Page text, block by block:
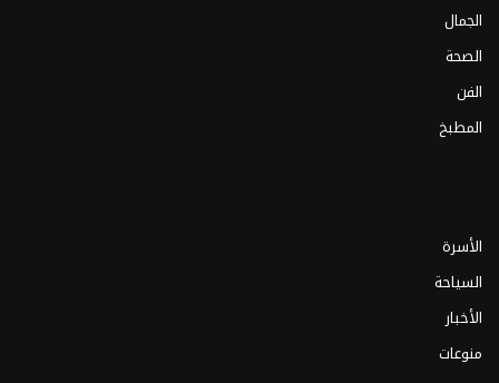
الجمال
الصحة
الفن
المطبخ
الأسرة
السياحة
الأخبار
منوعات